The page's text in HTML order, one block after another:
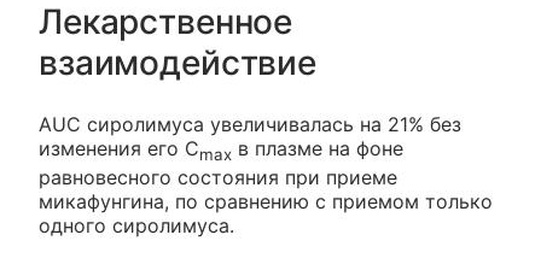
Лекарственное
взаимодействие
AUC сиролимуса увеличивалась на 21% без
изменения его Cmax в плазме на фоне
равновесного состояния при приеме
микафунгина, по сравнению с приемом только
одного сиролимуса.